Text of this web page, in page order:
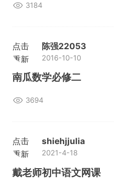
3184
点击
重新
加载
陈强22053
2016-10-10
南瓜数学必修二
3694
点击
重新
加载
shiehjjulia
2021-4-18
戴老师初中语文网课